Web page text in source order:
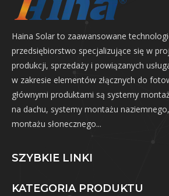
Haina Solar to zaawansowane
przedsiębiorstwo specjalizujące się w
produkcji, sprzedaży i powiązanych
w zakresie elementów złącznych do
głównymi produktami są systemy
na dachu, systemy montażu
montażu słonecznego...
SZYBKIE LINKI
KATEGORIA PRODUKTU